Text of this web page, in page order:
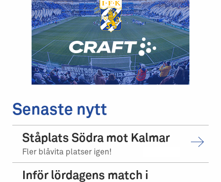
Senaste nytt
Ståplats Södra mot Kalmar
Fler blåvita platser igen!
Inför lördagens match i